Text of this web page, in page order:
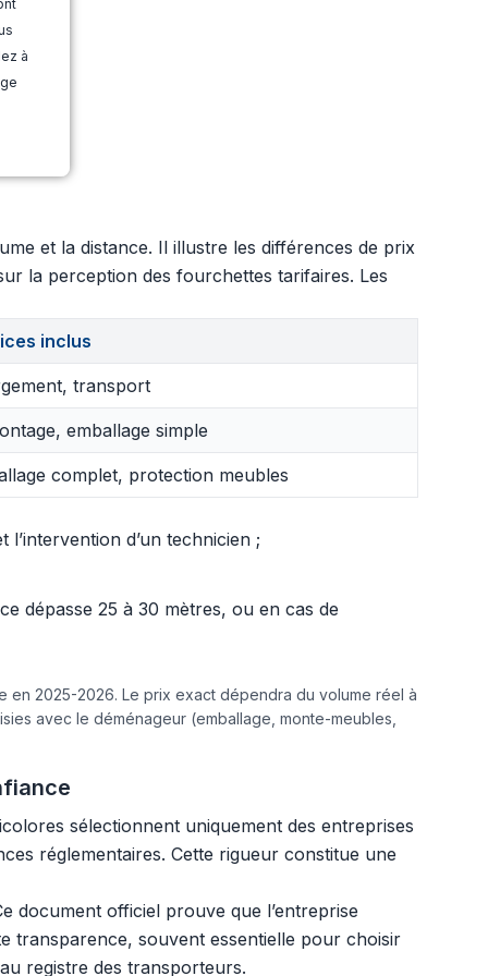
à
et la distance. Il illustre les différences de prix
la perception des fourchettes tarifaires. Les
inclus
transport
emballage simple
complet, protection meubles
d’un technicien ;
dépasse 25 à 30 mètres, ou en cas de
en 2025-2026. Le prix exact dépendra du volume réel à
avec le déménageur (emballage, monte-meubles,
sélectionnent uniquement des entreprises
réglementaires. Cette rigueur constitue une
document officiel prouve que l’entreprise
transparence, souvent essentielle pour choisir
registre des transporteurs.